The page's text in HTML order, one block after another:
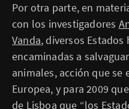
Por otra parte, en
con los investigadores
Vanda, diversos
encaminadas a
animales, acción que se
Europea, y para 2009
de Lisboa que “los